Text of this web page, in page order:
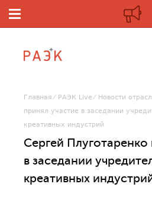
Главная РАЭК Live Новости
принял участие в заседании
креативных индустрий
Сергей Плуготаренко
в заседании
креативных